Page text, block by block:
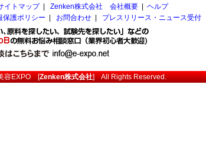
イトマップ| Zenken株式会社 会社概要
ヘルプ
保護ポリシー お問合わせ プレスリリース・ニュース受付
容EXPO[Zenken株式会社] All Rights Reserved.